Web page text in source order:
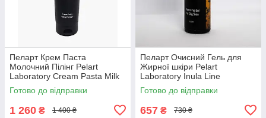
Пеларт Крем Паста
Молочний Пілінг Pelart
Laboratory Cream Pasta Milk
Peeling, 250 мл
Готово до відправки
1 260 ₴ 1 400 ₴
Пеларт Очисний Гель для
Жирної шкіри Pelart
Laboratory Inula Line
Cleansing Gel For Oily Skin
Готово до відправки
657 ₴ 730 ₴